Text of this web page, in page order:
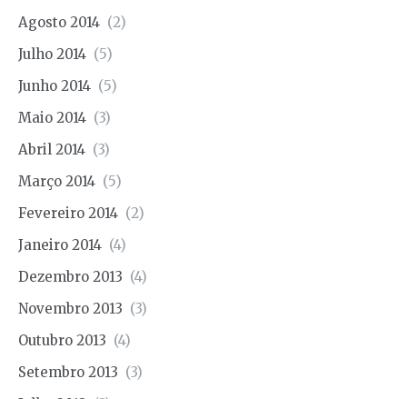
Agosto 2014 (2)
Julho 2014 (5)
Junho 2014 (5)
Maio 2014 (3)
Abril 2014 (3)
Março 2014 (5)
Fevereiro 2014 (2)
Janeiro 2014 (4)
Dezembro 2013 (4)
Novembro 2013 (3)
Outubro 2013 (4)
Setembro 2013 (3)